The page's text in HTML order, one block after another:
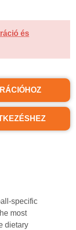
és
specific
most
dietary